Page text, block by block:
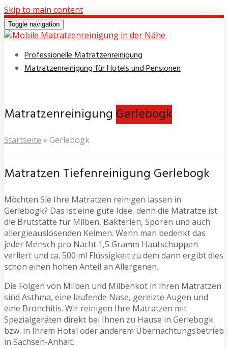
Skip to main content
Toggle navigation
Professionelle Matratzenreinigung
Matratzenreinigung für Hotels und Pensionen
Matratzenreinigung Gerlebogk
Startseite » Gerlebogk
Matratzen Tiefenreinigung Gerlebogk
Möchten Sie Ihre Matratzen reinigen lassen in
Gerlebogk? Das ist eine gute Idee, denn die Matratze ist
die Brutstätte für Milben, Bakterien, Sporen und auch
allergieauslösenden Keimen. Wenn man bedenkt das
jeder Mensch pro Nacht 1,5 Gramm Hautschuppen
verliert und ca. 500 ml Flüssigkeit zu dem dann ergibt dies
schon einen hohen Anteil an Allergenen.
Die Folgen von Milben und Milbenkot in ihren Matratzen
sind Asthma, eine laufende Nase, gereizte Augen und
eine Bronchitis. Wir reinigen Ihre Matratzen mit
Spezialgeräten direkt bei Ihnen zu Hause in Gerlebogk
bzw. in Ihrem Hotel oder anderem Übernachtungsbetrieb
in Sachsen-Anhalt.